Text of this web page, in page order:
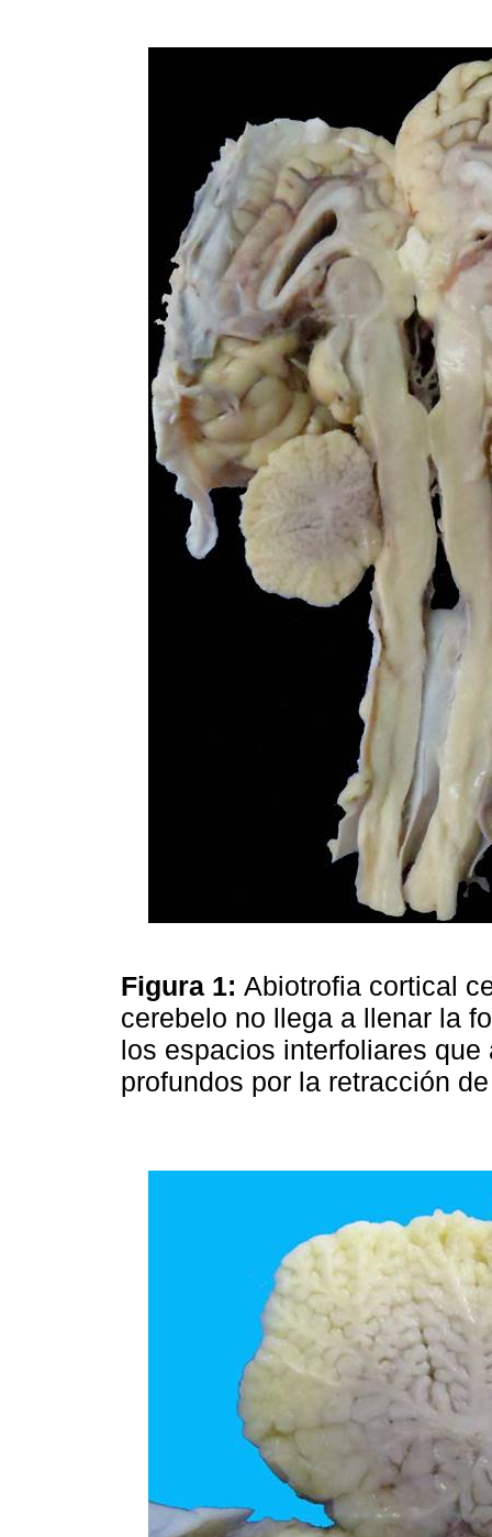
Figura 1: Abiotrofia cortical
cerebelo no llega a llenar la
los espacios interfoliares
profundos por la retracción